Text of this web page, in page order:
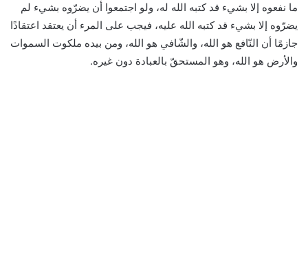
ما نفعوه إلا بشيء قد كتبه الله له، ولو اجتمعوا أن يضرّوه بشيء لم
يضرّوه إلا بشيء قد كتبه الله عليه، فيجب على المرء أن يعتقد اعتقادًا
جازمًا أن النّافع هو الله، والشّافي هو الله، ومن بيده ملكوت السموات
والأرض هو الله، وهو المستحقّ بالعبادة دون غيره.